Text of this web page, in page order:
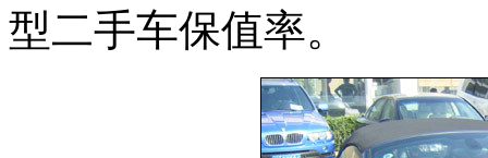
型二手车保值率。